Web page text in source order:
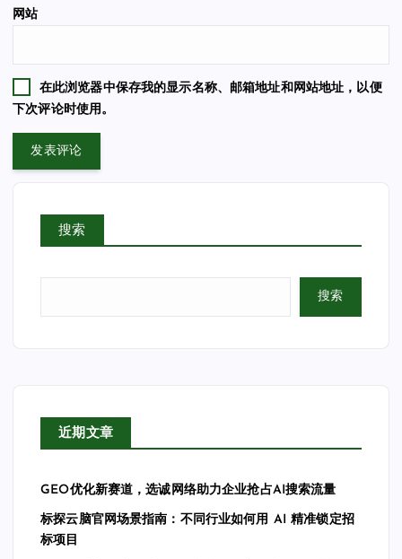
网站
在此浏览器中保存我的显示名称、邮箱地址和网站地址，以便
下次评论时使用。
搜索
搜索
近期文章
GEO优化新赛道，选诚网络助力企业抢占AI搜索流量
标探云脑官网场景指南：不同行业如何用 AI 精准锁定招
标项目